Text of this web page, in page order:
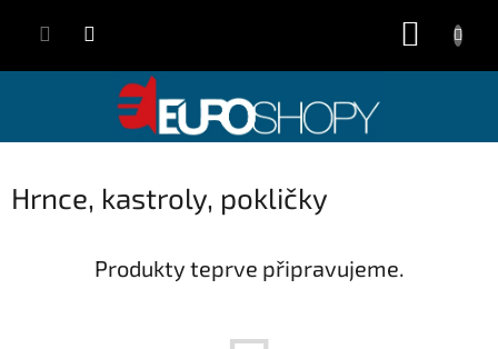
Hrnce, kastroly, pokličky
Produkty teprve připravujeme.